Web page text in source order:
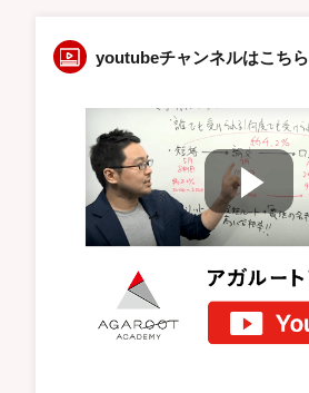
youtubeチャンネルはこちら